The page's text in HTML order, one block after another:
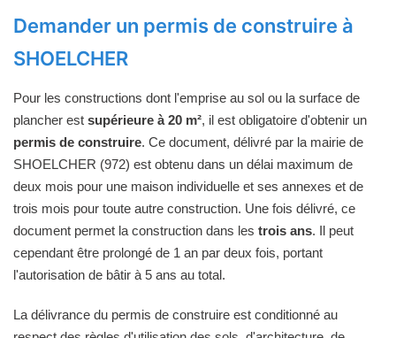
Demander un permis de construire à
SHOELCHER
Pour les constructions dont l'emprise au sol ou la surface de
plancher est supérieure à 20 m², il est obligatoire d'obtenir un
permis de construire. Ce document, délivré par la mairie de
SHOELCHER (972) est obtenu dans un délai maximum de
deux mois pour une maison individuelle et ses annexes et de
trois mois pour toute autre construction. Une fois délivré, ce
document permet la construction dans les trois ans. Il peut
cependant être prolongé de 1 an par deux fois, portant
l'autorisation de bâtir à 5 ans au total.
La délivrance du permis de construire est conditionné au